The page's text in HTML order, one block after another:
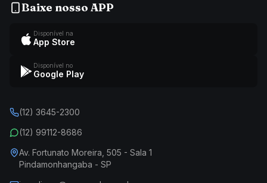
Baixe nosso APP
Disponível na
App Store
Disponível no
Google Play
(12) 3645-2300
(12) 99112-8686
Av. Fortunato Moreira, 505 - Sala 1
Pindamonhangaba - SP